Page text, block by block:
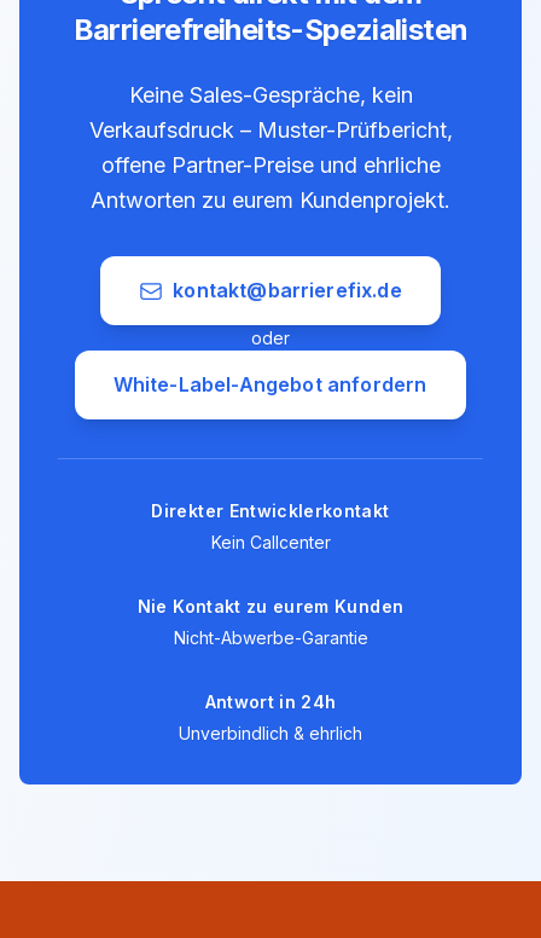
Barrierefreiheits-Spezialisten
Keine Sales-Gespräche, kein
Verkaufsdruck – Muster-Prüfbericht,
offene Partner-Preise und ehrliche
Antworten zu eurem Kundenprojekt.
kontakt@barrierefix.de
oder
White-Label-Angebot anfordern
Direkter Entwicklerkontakt
Kein Callcenter
Nie Kontakt zu eurem Kunden
Nicht-Abwerbe-Garantie
Antwort in 24h
Unverbindlich & ehrlich